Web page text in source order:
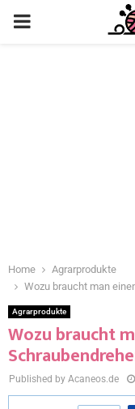
Home
Agrarprodukte
Wozu braucht man
Agrarprodukte
Wozu braucht
Published by Acaneos.de